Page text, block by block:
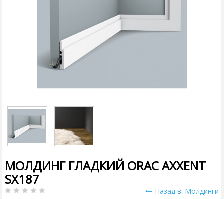
МОЛДИНГ ГЛАДКИЙ ORAC AXXENT
SX187
Назад в: Молдинги